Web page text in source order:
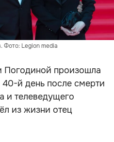
Фото: Legion media
Погодиной произошла
й день после смерти
и телеведущего
из жизни отец